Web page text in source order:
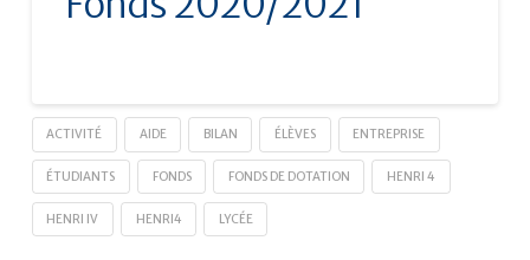
ACTIVITÉ AIDE BILAN ÉLÈVES ENTREPRISE
ÉTUDIANTS FONDS FONDS DE DOTATION HENRI 4
HENRI IV HENRI4 LYCÉE